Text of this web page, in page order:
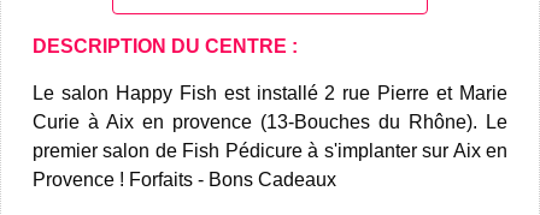
DESCRIPTION DU CENTRE :
Le salon Happy Fish est installé 2 rue Pierre et Marie
Curie à Aix en provence (13-Bouches du Rhône). Le
premier salon de Fish Pédicure à s'implanter sur Aix en
Provence ! Forfaits - Bons Cadeaux